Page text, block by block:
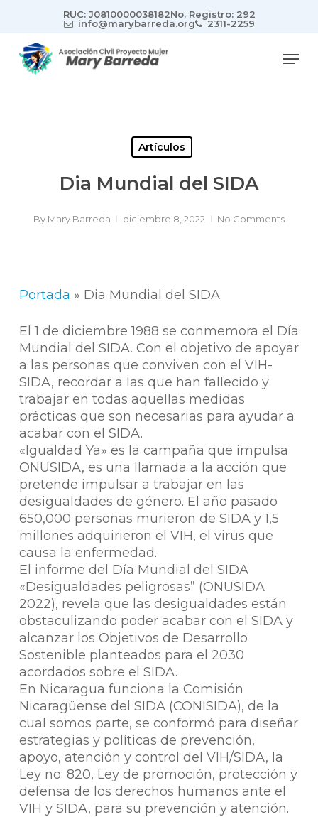
main
content
RUC: J0810000038182No. Registro: 292
info@marybarreda.org
2311-2259
Artículos
Dia Mundial del SIDA
By Mary Barreda diciembre 8, 2022 No Comments
Portada » Dia Mundial del SIDA
El 1 de diciembre 1988 se conmemora el Día
Mundial del SIDA. Con el objetivo de apoyar
a las personas que conviven con el VIH-
SIDA, recordar a las que han fallecido y
trabajar en todas aquellas medidas
prácticas que son necesarias para ayudar a
acabar con el SIDA.
«Igualdad Ya» es la campaña que impulsa
ONUSIDA, es una llamada a la acción que
pretende impulsar a trabajar en las
desigualdades de género. El año pasado
650,000 personas murieron de SIDA y 1,5
millones adquirieron el VIH, el virus que
causa la enfermedad.
El informe del Día Mundial del SIDA
«Desigualdades peligrosas” (ONUSIDA
2022), revela que las desigualdades están
obstaculizando poder acabar con el SIDA y
alcanzar los Objetivos de Desarrollo
Sostenible planteados para el 2030
acordados sobre el SIDA.
En Nicaragua funciona la Comisión
Nicaragüense del SIDA (CONISIDA), de la
cual somos parte, se conformó para diseñar
estrategias y políticas de prevención,
apoyo, atención y control del VIH/SIDA, la
Ley no. 820, Ley de promoción, protección y
defensa de los derechos humanos ante el
VIH y SIDA, para su prevención y atención.